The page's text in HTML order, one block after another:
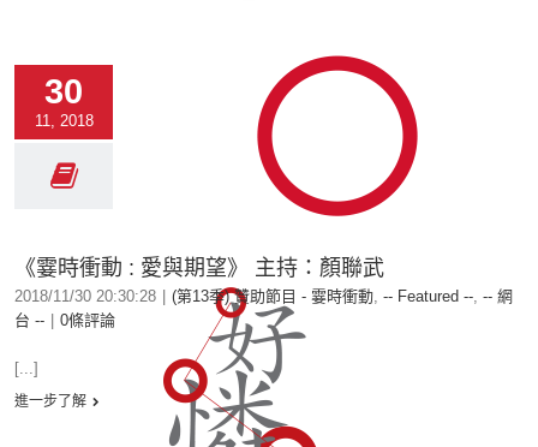
30
11, 2018
《霎時衝動 : 愛與期望》 主持：顏聯武
2018/11/30 20:30:28 (第13季) 贊助節目 - 霎時衝動, -- Featured --, -- 網
台 --
0條評論
[...]
進一步了解